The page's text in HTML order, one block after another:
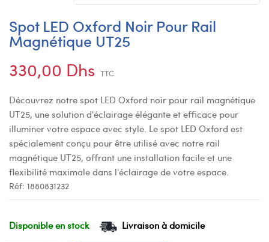
Spot LED Oxford Noir Pour Rail
Magnétique UT25
330,00 Dhs TTC
Découvrez notre spot LED Oxford noir pour rail magnétique
UT25, une solution d'éclairage élégante et efficace pour
illuminer votre espace avec style. Le spot LED Oxford est
spécialement conçu pour être utilisé avec notre rail
magnétique UT25, offrant une installation facile et une
flexibilité maximale dans l'éclairage de votre espace.
Réf: 1880831232
Disponible en stock Livraison à domicile